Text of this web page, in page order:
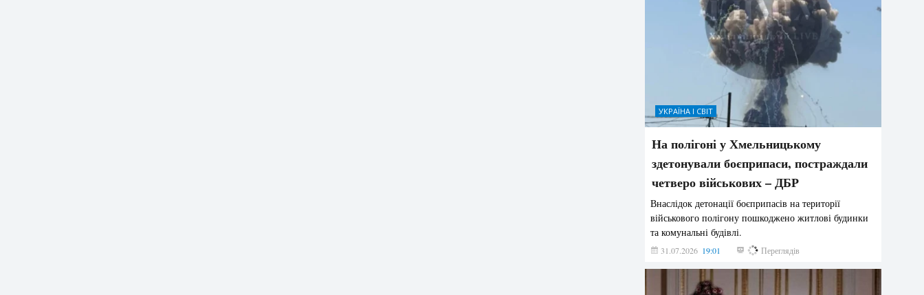
УКРАЇНА І СВІТ
На полігоні у Хмельницькому
здетонували боєприпаси, постраждали
четверо військових – ДБР
Внаслідок детонації боєприпасів на території
військового полігону пошкоджено житлові будинки
та комунальні будівлі.
31.07.2026 19:01 179 Переглядів